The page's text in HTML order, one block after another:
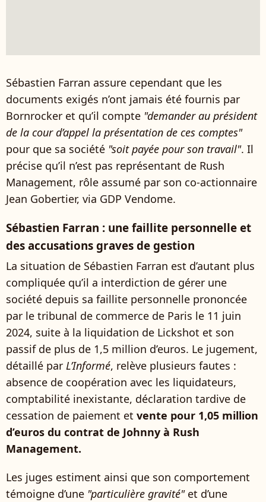
Sébastien Farran assure cependant que les
documents exigés n’ont jamais été fournis par
Bornrocker et qu’il compte "demander au président
de la cour d’appel la présentation de ces comptes"
pour que sa société "soit payée pour son travail". Il
précise qu’il n’est pas représentant de Rush
Management, rôle assumé par son co-actionnaire
Jean Gobertier, via GDP Vendome.
Sébastien Farran : une faillite personnelle et
des accusations graves de gestion
La situation de Sébastien Farran est d’autant plus
compliquée qu’il a interdiction de gérer une
société depuis sa faillite personnelle prononcée
par le tribunal de commerce de Paris le 11 juin
2024, suite à la liquidation de Lickshot et son
passif de plus de 1,5 million d’euros. Le jugement,
détaillé par L’Informé, relève plusieurs fautes :
absence de coopération avec les liquidateurs,
comptabilité inexistante, déclaration tardive de
cessation de paiement et vente pour 1,05 million
d’euros du contrat de Johnny à Rush
Management.
Les juges estiment ainsi que son comportement
témoigne d’une "particulière gravité" et d’une